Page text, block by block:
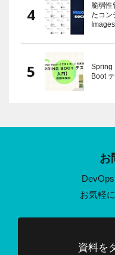
脆弱性
たコン
Images
Spring
Boot
お
お気軽
資料を